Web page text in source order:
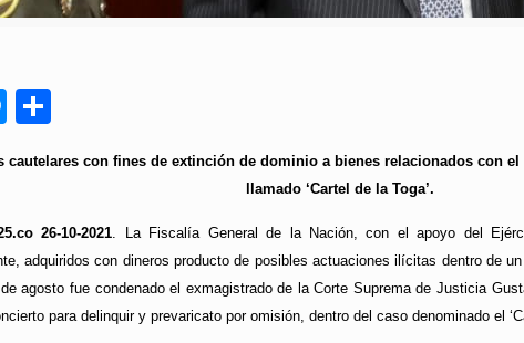
Messenger
cautelares con fines de extinción de dominio a bienes relacionados con
llamado ‘Cartel de la Toga’.
26-10-2021. La Fiscalía General de la Nación, con el apoyo del
adquiridos con dineros producto de posibles actuaciones ilícitas dentro de
agosto fue condenado el exmagistrado de la Corte Suprema de Justicia
para delinquir y prevaricato por omisión, dentro del caso denominado el